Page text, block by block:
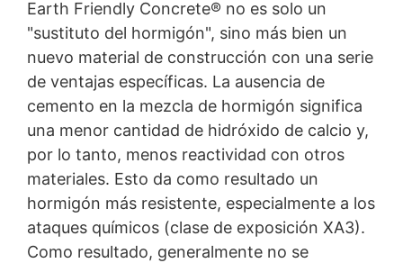
Earth Friendly Concrete® no es solo un
"sustituto del hormigón", sino más bien un
nuevo material de construcción con una serie
de ventajas específicas. La ausencia de
cemento en la mezcla de hormigón significa
una menor cantidad de hidróxido de calcio y,
por lo tanto, menos reactividad con otros
materiales. Esto da como resultado un
hormigón más resistente, especialmente a los
ataques químicos (clase de exposición XA3).
Como resultado, generalmente no se